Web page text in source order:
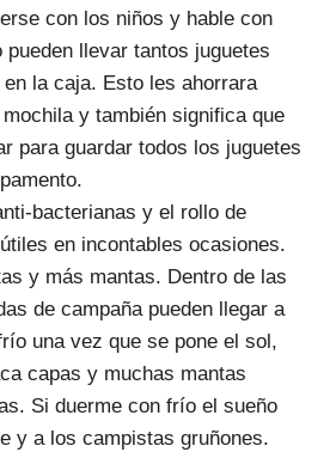
con los niños y hable con
pueden llevar tantos juguetes
en la caja. Esto les ahorrara
y también significa que
para guardar todos los juguetes
bacterianas y el rollo de
en incontables ocasiones.
y más mantas. Dentro de las
de campaña pueden llegar a
una vez que se pone el sol,
capas y muchas mantas
Si duerme con frío el sueño
y a los campistas gruñones.